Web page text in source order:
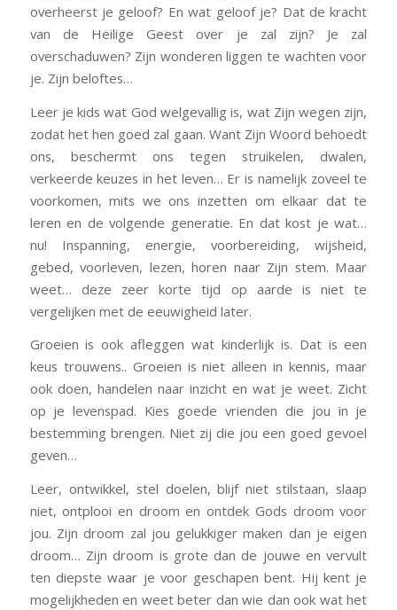
overheerst je geloof? En wat geloof je? Dat de kracht
van de Heilige Geest over je zal zijn? Je zal
overschaduwen? Zijn wonderen liggen te wachten voor
je. Zijn beloftes…
Leer je kids wat God welgevallig is, wat Zijn wegen zijn,
zodat het hen goed zal gaan. Want Zijn Woord behoedt
ons, beschermt ons tegen struikelen, dwalen,
verkeerde keuzes in het leven… Er is namelijk zoveel te
voorkomen, mits we ons inzetten om elkaar dat te
leren en de volgende generatie. En dat kost je wat…
nu! Inspanning, energie, voorbereiding, wijsheid,
gebed, voorleven, lezen, horen naar Zijn stem. Maar
weet… deze zeer korte tijd op aarde is niet te
vergelijken met de eeuwigheid later.
Groeien is ook afleggen wat kinderlijk is. Dat is een
keus trouwens.. Groeien is niet alleen in kennis, maar
ook doen, handelen naar inzicht en wat je weet. Zicht
op je levenspad. Kies goede vrienden die jou in je
bestemming brengen. Niet zij die jou een goed gevoel
geven…
Leer, ontwikkel, stel doelen, blijf niet stilstaan, slaap
niet, ontplooi en droom en ontdek Gods droom voor
jou. Zijn droom zal jou gelukkiger maken dan je eigen
droom… Zijn droom is grote dan de jouwe en vervult
ten diepste waar je voor geschapen bent. Hij kent je
mogelijkheden en weet beter dan wie dan ook wat het